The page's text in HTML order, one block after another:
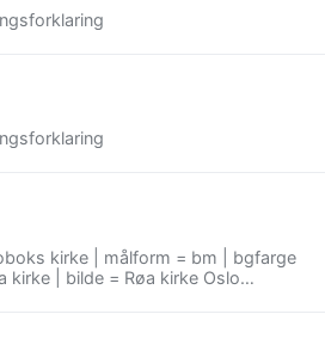
kirke | målform = bm | bgfarge
kirke | bilde = Røa kirke Oslo